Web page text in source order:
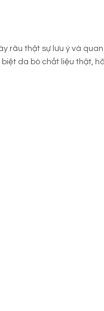
râu thật sự lưu ý và
da bò chất liệu thật,